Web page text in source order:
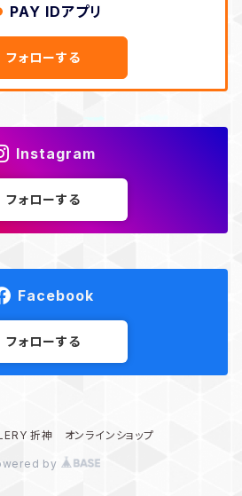
PAY IDアプリ
フォローする
Instagram
フォローする
Facebook
フォローする
折神 オンラインショップ
by